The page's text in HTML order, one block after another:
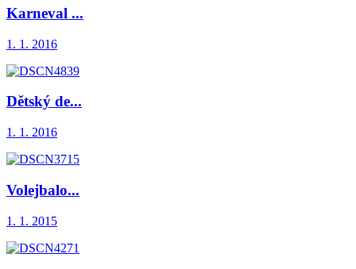
Karneval ...
1. 1. 2016
Dětský de...
1. 1. 2016
Volejbalo...
1. 1. 2015